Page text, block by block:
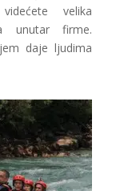
velika
unutar firme.
daje ljudima